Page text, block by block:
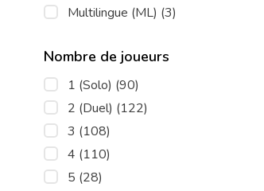
Multilingue (ML) (3)
Nombre de joueurs
1 (Solo) (90)
2 (Duel) (122)
3 (108)
4 (110)
5 (28)